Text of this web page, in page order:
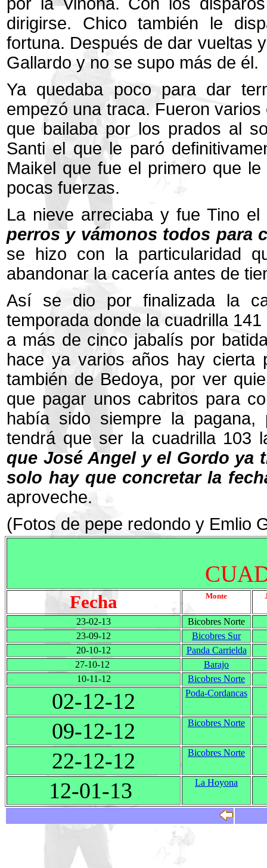
dirigirse. Chico también le
fortuna. Después de dar vueltas
Gallardo y no se supo más de él.
Ya quedaba poco para dar
empezó una traca. Fueron
que bailaba por los prados al
Santi el que le paró
Maikel que fue el primero que
pocas fuerzas.
La nieve arreciaba y fue Tino
perros y vámonos todos para
se hizo con la particularidad
abandonar la cacería antes de
Así se dio por finalizada la
temporada donde la cuadrilla
a más de cinco jabalís por
hace ya varios años hay cierta
también de Bedoya, por ver
que pagar unos cabritos para
había sido siempre la
tendrá que ser la cuadrilla 103
que José Angel y el Gordo ya
solo hay que concretar la
aproveche.
(Fotos de pepe redondo y Emlio
Fecha Monte
23-02-13
Bicobres Norte
23-09-12
Bicobres Sur
20-10-12
Panda Carrielda
27-10-12
Barajo
10-11-12
Bicobres Norte
02-12-12 Poda-Cordancas
09-12-12 Bicobres Norte
22-12-12 Bicobres Norte
12-01-13 La Hoyona